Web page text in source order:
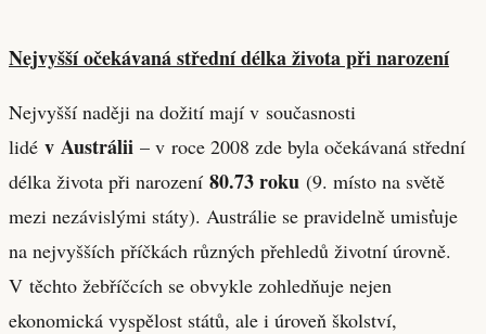
Nejvyšší očekávaná střední délka života při narození
Nejvyšší naději na dožití mají v současnosti
lidé v Austrálii – v roce 2008 zde byla očekávaná střední
délka života při narození 80.73 roku (9. místo na světě
mezi nezávislými státy). Austrálie se pravidelně umisťuje
na nejvyšších příčkách různých přehledů životní úrovně.
V těchto žebříčcích se obvykle zohledňuje nejen
ekonomická vyspělost států, ale i úroveň školství,